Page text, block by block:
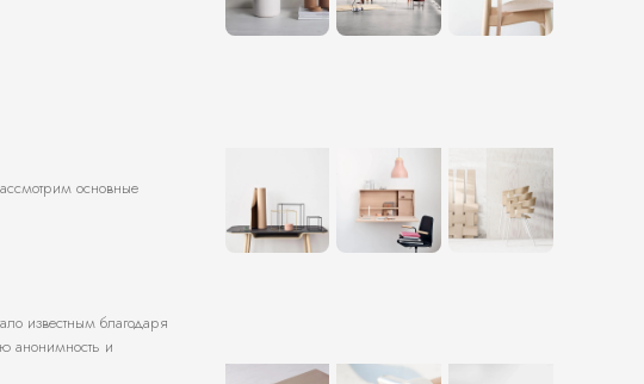
основные
известным благодаря
анонимность и